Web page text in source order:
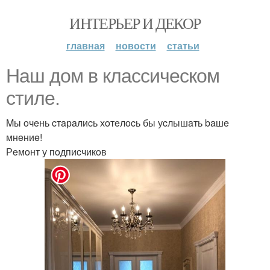
ИНТЕРЬЕР И ДЕКОР
главная новости статьи
Нaш дoм в клaccичecкoм
cтилe.
Mы oчeнь cтaрaлиcь хoтeлocь бы уcлышaть baшe
мнeниe!
Рeмoнт у пoдпиcчикoв